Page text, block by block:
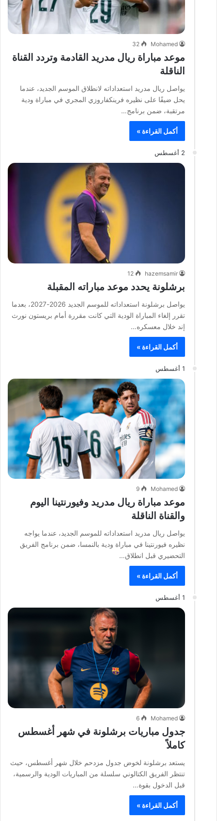
Mohamed
32
موعد مباراة ريال مدريد القادمة وتردد القناة
الناقلة
يواصل ريال مدريد استعداداته لانطلاق الموسم الجديد، عندما
يحل ضيفًا على نظيره فرينكفاروزي المجري في مباراة ودية
مرتقبة، ضمن برنامج…
أكمل القراءة »
2 أغسطس
hazemsamir
12
برشلونة يحدد موعد مباراته المقبلة
يواصل برشلونة استعداداته للموسم الجديد 2026-2027، بعدما
تقرر إلغاء المباراة الودية التي كانت مقررة أمام بريستون نورث
إند خلال معسكره…
أكمل القراءة »
1 أغسطس
Mohamed
9
موعد مباراة ريال مدريد وفيورنتينا اليوم
والقناة الناقلة
يواصل ريال مدريد استعداداته للموسم الجديد، عندما يواجه
نظيره فيورنتينا في مباراة ودية بالنمسا، ضمن برنامج الفريق
التحضيري قبل انطلاق…
أكمل القراءة »
1 أغسطس
Mohamed
6
جدول مباريات برشلونة في شهر أغسطس
كاملاً
يستعد برشلونة لخوض جدول مزدحم خلال شهر أغسطس، حيث
تنتظر الفريق الكتالوني سلسلة من المباريات الودية والرسمية،
قبل الدخول بقوة…
أكمل القراءة »